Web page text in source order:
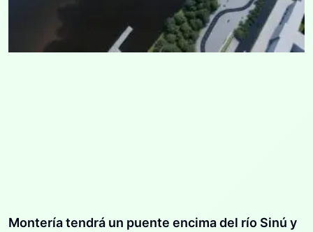
Montería tendrá un puente encima del río Sinú y